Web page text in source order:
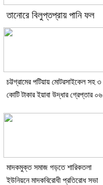
তানোরে বিলুপ্তপ্রায় পানি ফল
চট্টগ্রামের পটিয়ায় মোটরসাইকেল সহ ৩
কোটি টাকার ইয়াবা উদ্ধার গ্রেপ্তার ০৬
মাদকমুক্ত সমাজ গড়তে শারিকতলা
ইউনিয়নে মাদকবিরোধী প্রতিরোধ সভা